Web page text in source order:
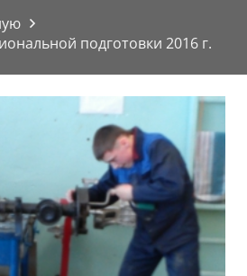
подготовки 2016 г.